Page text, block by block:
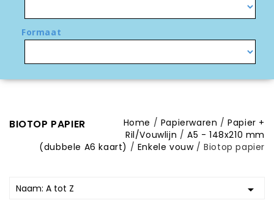
Formaat
BIOTOP PAPIER Home Papierwaren
Papier +
Ril/Vouwlijn
A5 - 148x210 mm
(dubbele A6 kaart)
Enkele vouw Biotop papier
Naam: A tot Z 